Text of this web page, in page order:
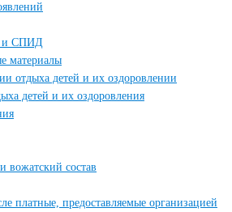
и СПИД
материалы
отдыха детей и их оздоровлении
детей и их оздоровления
вожатский состав
платные, предоставляемые организацией